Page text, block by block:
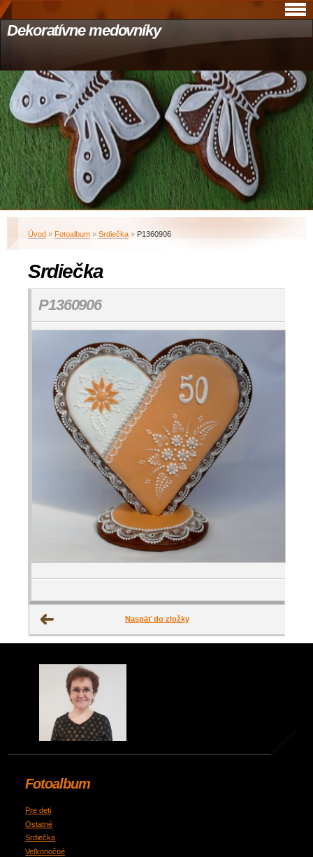
Dekoratívne medovníky
Úvod » Fotoalbum » Srdiečka » P1360906
Srdiečka
P1360906
Naspäť do zložky
Fotoalbum
Pre deti
Ostatné
Srdiečka
Veľkonočné